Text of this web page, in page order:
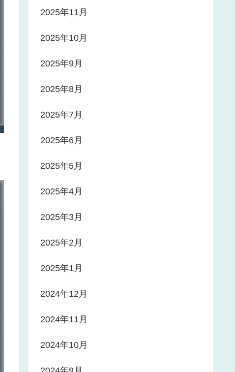
2025年11月
2025年10月
2025年9月
2025年8月
2025年7月
2025年6月
2025年5月
2025年4月
2025年3月
2025年2月
2025年1月
2024年12月
2024年11月
2024年10月